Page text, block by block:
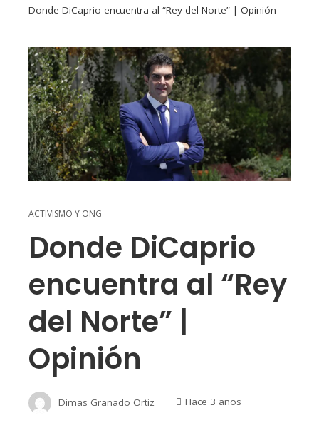
Donde DiCaprio encuentra al “Rey del Norte” | Opinión
ACTIVISMO Y ONG
Donde DiCaprio
encuentra al “Rey
del Norte” |
Opinión
Dimas Granado Ortiz Hace 3 años